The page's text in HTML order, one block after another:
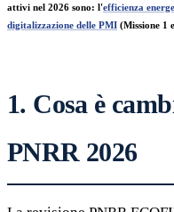
attivi nel 2026 sono: l'efficienza
digitalizzazione delle PMI (Missione 1
1. Cosa è
PNRR 2026